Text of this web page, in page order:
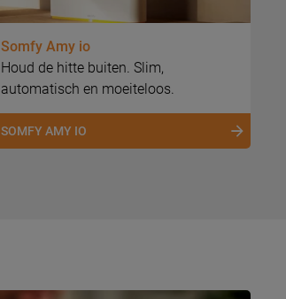
Somfy Amy io
Houd de hitte buiten. Slim,
automatisch en moeiteloos.
SOMFY AMY IO